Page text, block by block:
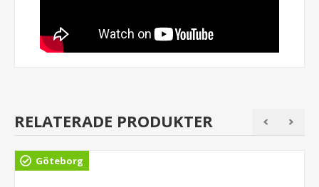
RELATERADE PRODUKTER
Göteborg